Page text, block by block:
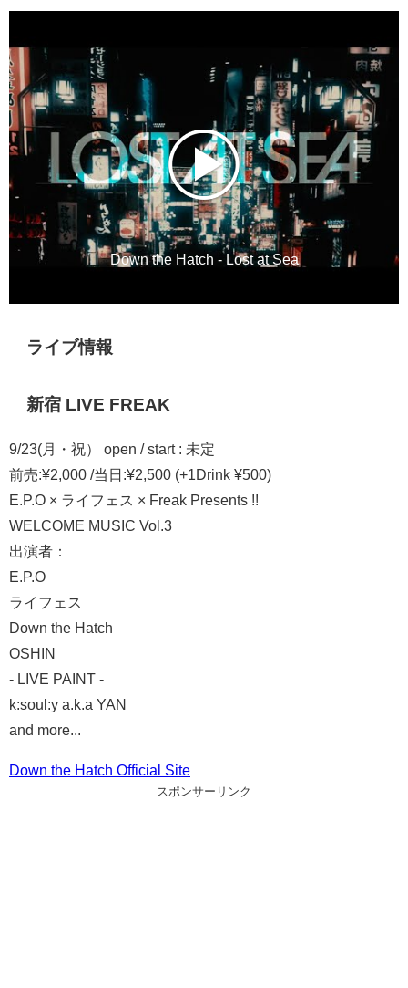
Down the Hatch - Lost at Sea
ライブ情報
新宿 LIVE FREAK
9/23(月・祝） open / start : 未定
前売:¥2,000 /当日:¥2,500 (+1Drink ¥500)
E.P.O × ライフェス × Freak Presents !!
WELCOME MUSIC Vol.3
出演者：
E.P.O
ライフェス
Down the Hatch
OSHIN
- LIVE PAINT -
k:soul:y a.k.a YAN
and more...
Down the Hatch Official Site
スポンサーリンク